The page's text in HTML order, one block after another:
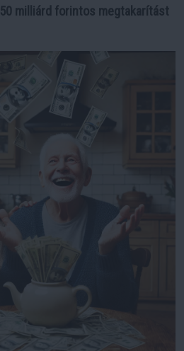
50 milliárd forintos megtakarítást